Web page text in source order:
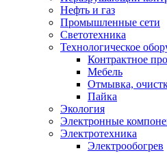
Нефть и газ
Промышленные сети
Светотехника
Технологическое
Контрактное
Мебель
Отмывка,
Пайка
Экология
Электронные
Электротехника
Электрообогрев